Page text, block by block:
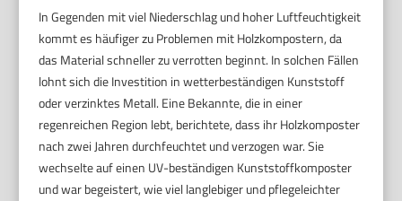
In Gegenden mit viel Niederschlag und hoher Luftfeuchtigkeit
kommt es häufiger zu Problemen mit Holzkompostern, da
das Material schneller zu verrotten beginnt. In solchen Fällen
lohnt sich die Investition in wetterbeständigen Kunststoff
oder verzinktes Metall. Eine Bekannte, die in einer
regenreichen Region lebt, berichtete, dass ihr Holzkomposter
nach zwei Jahren durchfeuchtet und verzogen war. Sie
wechselte auf einen UV-beständigen Kunststoffkomposter
und war begeistert, wie viel langlebiger und pflegeleichter